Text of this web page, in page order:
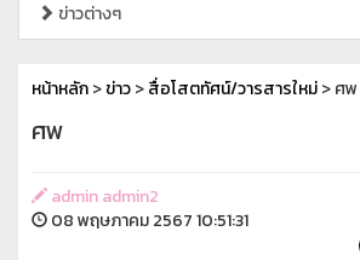
ข่าวต่างๆ
หน้าหลัก>ข่าว>สื่อโสตทัศน์/วารสารใหม่> ศพ
ศพ
admin admin2
08 พฤษภาคม 2567 10:51:31